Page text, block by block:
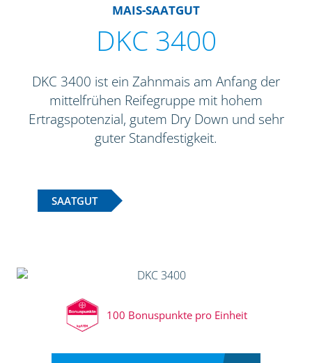
MAIS-SAATGUT
DKC 3400
DKC 3400 ist ein Zahnmais am Anfang der
mittelfrühen Reifegruppe mit hohem
Ertragspotenzial, gutem Dry Down und sehr
guter Standfestigkeit.
SAATGUT
100 Bonuspunkte pro Einheit